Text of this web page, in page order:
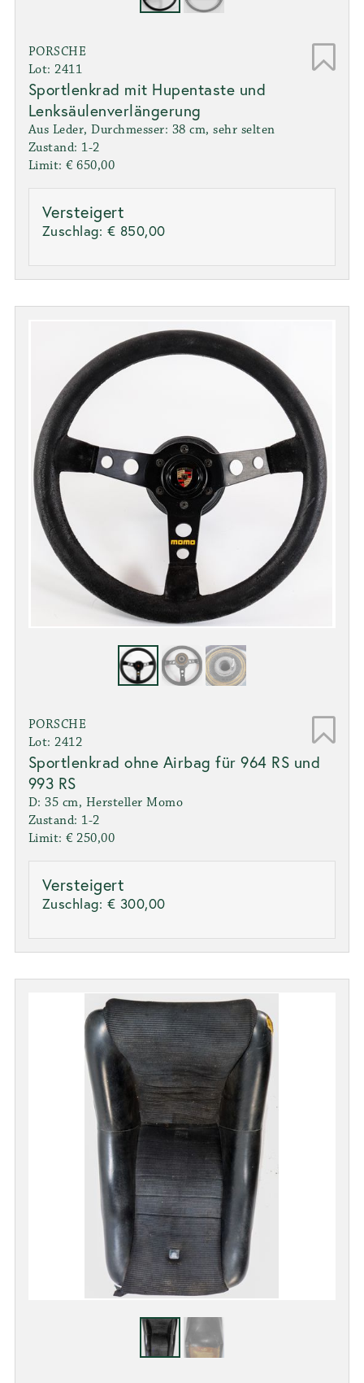
PORSCHE
Lot: 2411
Sportlenkrad mit Hupentaste und
Lenksäulenverlängerung
Aus Leder, Durchmesser: 38 cm, sehr selten
Zustand: 1-2
Limit: € 650,00
Versteigert
Zuschlag: € 850,00
PORSCHE
Lot: 2412
Sportlenkrad ohne Airbag für 964 RS und
993 RS
D: 35 cm, Hersteller Momo
Zustand: 1-2
Limit: € 250,00
Versteigert
Zuschlag: € 300,00